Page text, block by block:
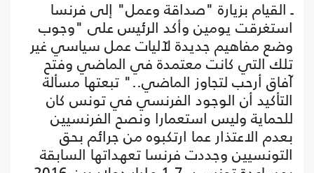
ـ القيام بزيارة "صداقة وعمل" إلى فرنسا
استغرقت يومين وأكد الرئيس على "وجوب
وضع مفاهيم جديدة لآليات عمل سياسي غير
تلك التي كانت معتمدة في الماضي وفتح
آفاق أرحب لتجاوز الماضي.." تبعتها مسألة
التأكيد أن الوجود الفرنسي في تونس كان
للحماية وليس استعمارا ونصح الفرنسيين
بعدم الاعتذار عما ارتكبوه من جرائم بحق
التونسيين وجددت فرنسا تعهداتها السابقة